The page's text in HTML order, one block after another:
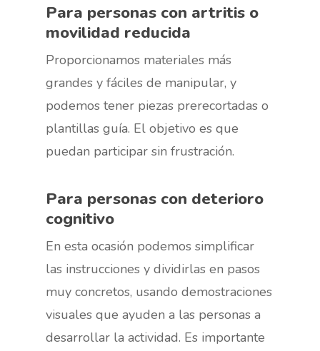
Para personas con artritis o
movilidad reducida
Proporcionamos materiales más
grandes y fáciles de manipular, y
podemos tener piezas prerecortadas o
plantillas guía. El objetivo es que
puedan participar sin frustración.
Para personas con deterioro
cognitivo
En esta ocasión podemos simplificar
las instrucciones y dividirlas en pasos
muy concretos, usando demostraciones
visuales que ayuden a las personas a
desarrollar la actividad. Es importante